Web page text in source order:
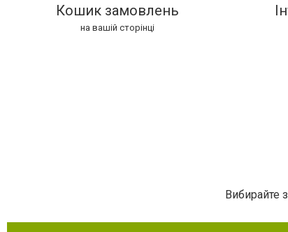
Кошик замовлень
на вашій сторінці
Вибирайте